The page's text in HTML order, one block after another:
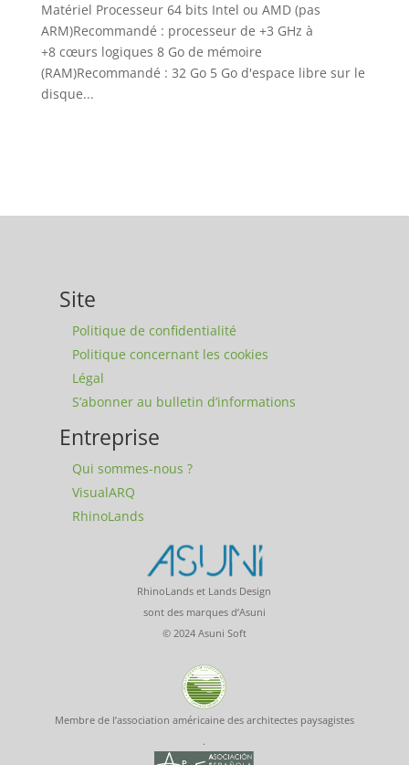
Matériel Processeur 64 bits Intel ou AMD (pas
ARM)Recommandé : processeur de +3 GHz à
+8 cœurs logiques 8 Go de mémoire
(RAM)Recommandé : 32 Go 5 Go d'espace libre sur le
disque...
Site
Politique de confidentialité
Politique concernant les cookies
Légal
S’abonner au bulletin d’informations
Entreprise
Qui sommes-nous ?
VisualARQ
RhinoLands
RhinoLands et Lands Design
sont des marques d’Asuni
© 2024 Asuni Soft
Membre de l’association américaine des architectes paysagistes
.